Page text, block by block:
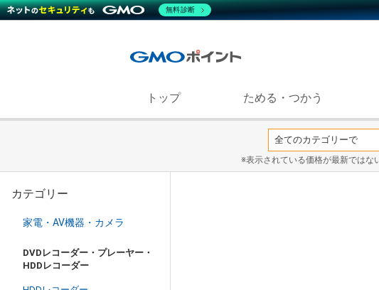
トップ ためる・つかう
※表示されている価格が最新ではな
カテゴリー
家電・AV機器・カメラ
DVDレコーダー・プレーヤー・
HDDレコーダー
無料診断